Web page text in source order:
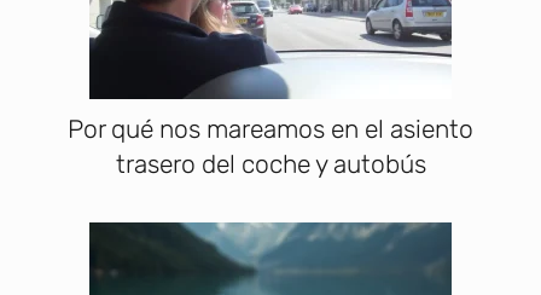
Por qué nos mareamos en el asiento
trasero del coche y autobús